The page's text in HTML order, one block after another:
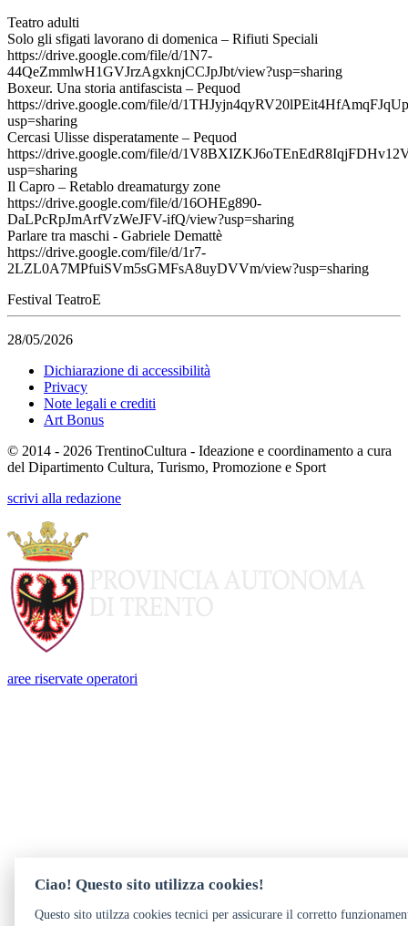
Teatro adulti
Solo gli sfigati lavorano di domenica – Rifiuti Speciali
https://drive.google.com/file/d/1N7-
44QeZmmlwH1GVJrzAgxknjCCJpJbt/view?usp=sharing
Boxeur. Una storia antifascista – Pequod
https://drive.google.com/file/d/
usp=sharing
Cercasi Ulisse disperatamente – Pequod
https://drive.google.com/file/d/
usp=sharing
Il Capro – Retablo dreamaturgy zone
https://drive.google.com/file/d/16OHEg890-
DaLPcRpJmArfVzWeJFV-ifQ/view?usp=sharing
Parlare tra maschi - Gabriele Demattè
https://drive.google.com/file/d/1r7-
2LZL0A7MPfuiSVm5sGMFsA8uyDVVm/view?usp=sharing
Festival TeatroE
28/05/2026
Dichiarazione di accessibilità
Privacy
Note legali e crediti
Art Bonus
© 2014 - 2026 TrentinoCultura - Ideazione e coordinamento a cura
del Dipartimento Cultura, Turismo, Promozione e Sport
scrivi alla redazione
aree riservate operatori
Ciao! Questo sito utilizza cookies!
Questo sito utilzza cookies tecnici per assicurare il corretto